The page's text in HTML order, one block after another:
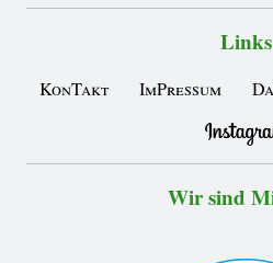
Links
KonTakt ImPressum
Wir sind